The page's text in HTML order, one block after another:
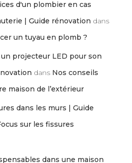
d'un plombier en cas
| Guide rénovation dans
un tuyau en plomb ?
projecteur LED pour son
dans Nos conseils
maison de l’extérieur
dans les murs | Guide
sur les fissures
dans une maison